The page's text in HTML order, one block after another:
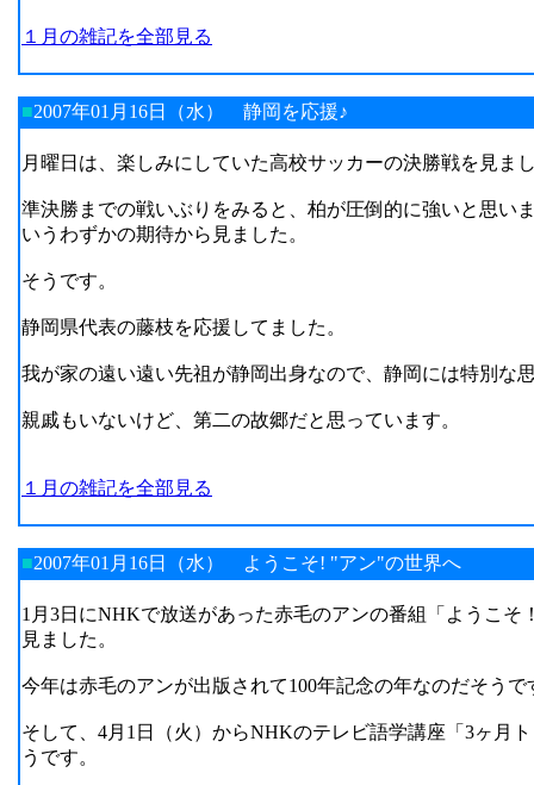
１月の雑記を全部見る
■2007年01月16日（水） 静岡を応援♪
月曜日は、楽しみにしていた高校サッカーの決勝戦を見ま
準決勝までの戦いぶりをみると、柏が圧倒的に強いと思い
いうわずかの期待から見ました。
そうです。
静岡県代表の藤枝を応援してました。
我が家の遠い遠い先祖が静岡出身なので、静岡には特別な
親戚もいないけど、第二の故郷だと思っています。
１月の雑記を全部見る
■2007年01月16日（水） ようこそ! "アン"の世界へ
1月3日にNHKで放送があった赤毛のアンの番組「ようこ
見ました。
今年は赤毛のアンが出版されて100年記念の年なのだそうで
そして、4月1日（火）からNHKのテレビ語学講座「3ヶ月
うです。